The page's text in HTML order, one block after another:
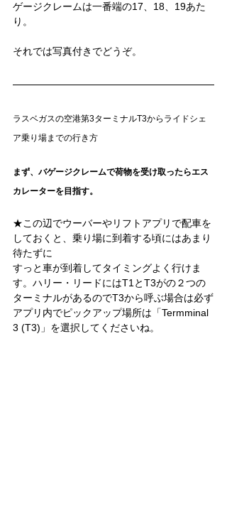
ゲージクレームは一番端の17、18、19あた
り。
それでは写真付きでどうぞ。
ラスベガスの空港第3ターミナルT3からライドシェ
ア乗り場までの行き方
まず、バゲージクレームで荷物を受け取ったらエス
カレーターを目指す。
★この辺でウーバーやリフトアプリで配車を
しておくと、乗り場に到着する頃にはあまり
待たずに
すっと車が到着してタイミングよく行けま
す。ハリー・リードにはT1とT3がの２つの
ターミナルがあるのでT3から呼ぶ場合は必ず
アプリ内でピックアップ場所は「Termminal
3 (T3)」を選択してくださいね。